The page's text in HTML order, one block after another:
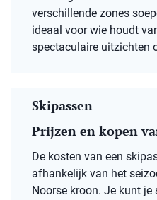
verschillende zones
ideaal voor wie houdt
spectaculaire uitzichten
Skipassen
Prijzen en kopen
De kosten van een
afhankelijk van het
Noorse kroon. Je kunt je